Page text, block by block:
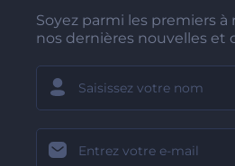
Soyez parmi les premiers à
nos dernières nouvelles et